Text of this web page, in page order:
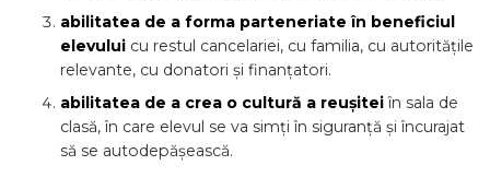
abilitatea de a forma parteneriate în beneficiul
elevului cu restul cancelariei, cu familia, cu autoritățile
relevante, cu donatori și finanțatori.
abilitatea de a crea o cultură a reușiteiîn sala de
clasă, în care elevul se va simți în siguranță și încurajat
să se autodepășească.